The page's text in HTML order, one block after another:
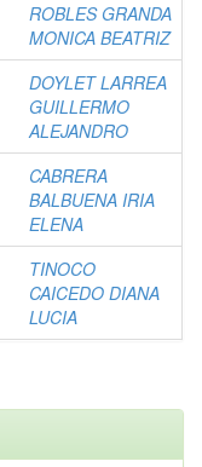
ROBLES GRANDA
MONICA BEATRIZ
DOYLET LARREA
GUILLERMO
ALEJANDRO
CABRERA
BALBUENA IRIA
ELENA
TINOCO
CAICEDO DIANA
LUCIA